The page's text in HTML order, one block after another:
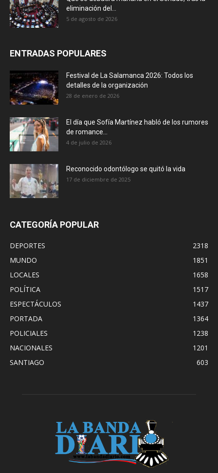
eliminación del...
5 de agosto de 2026
ENTRADAS POPULARES
Festival de La Salamanca 2026: Todos los
detalles de la organización
28 de enero de 2026
El día que Sofía Martínez habló de los rumores
de romance...
4 de julio de 2026
Reconocido odontólogo se quitó la vida
17 de diciembre de 2025
CATEGORÍA POPULAR
DEPORTES
2318
MUNDO
1851
LOCALES
1658
POLÍTICA
1517
ESPECTÁCULOS
1437
PORTADA
1364
POLICIALES
1238
NACIONALES
1201
SANTIAGO
603